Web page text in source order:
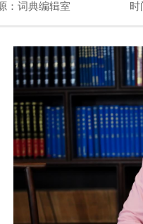
：词典编辑室 时